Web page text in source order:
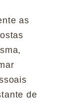
as
de